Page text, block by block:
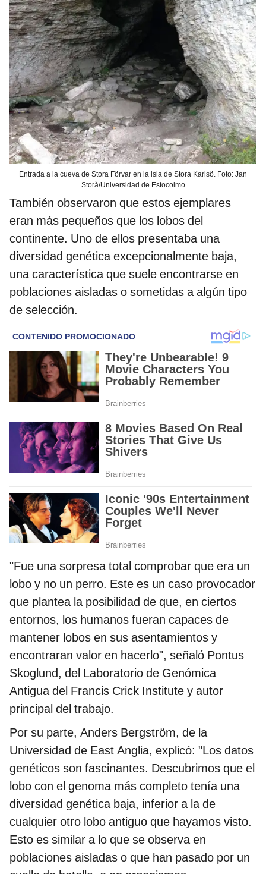
Entrada a la cueva de Stora Förvar en la isla de Stora Karlsö. Foto: Jan
Storå/Universidad de Estocolmo
También observaron que estos ejemplares
eran más pequeños que los lobos del
continente. Uno de ellos presentaba una
diversidad genética excepcionalmente baja,
una característica que suele encontrarse en
poblaciones aisladas o sometidas a algún tipo
de selección.
"Fue una sorpresa total comprobar que era un
lobo y no un perro. Este es un caso provocador
que plantea la posibilidad de que, en ciertos
entornos, los humanos fueran capaces de
mantener lobos en sus asentamientos y
encontraran valor en hacerlo", señaló Pontus
Skoglund, del Laboratorio de Genómica
Antigua del Francis Crick Institute y autor
principal del trabajo.
Por su parte, Anders Bergström, de la
Universidad de East Anglia, explicó: "Los datos
genéticos son fascinantes. Descubrimos que el
lobo con el genoma más completo tenía una
diversidad genética baja, inferior a la de
cualquier otro lobo antiguo que hayamos visto.
Esto es similar a lo que se observa en
poblaciones aisladas o que han pasado por un